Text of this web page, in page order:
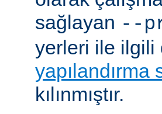
sağlayan --
yerleri ile ilgili
yapılandırma
kılınmıştır.